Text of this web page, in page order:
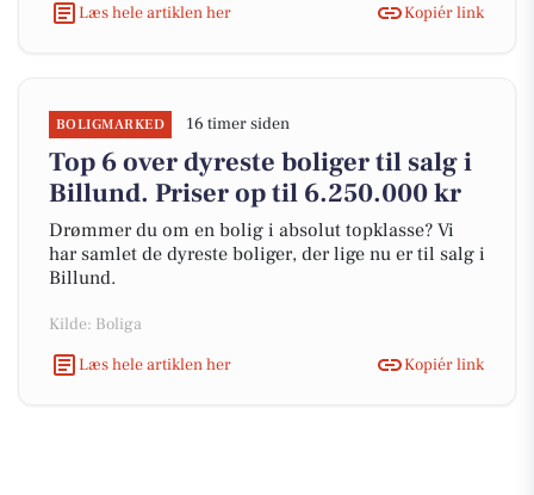
Læs hele artiklen her
Kopiér link
BOLIGMARKED 16 timer siden
Top 6 over dyreste boliger til salg i
Billund. Priser op til 6.250.000 kr
Drømmer du om en bolig i absolut topklasse? Vi
har samlet de dyreste boliger, der lige nu er til salg i
Billund.
Kilde: Boliga
Læs hele artiklen her
Kopiér link